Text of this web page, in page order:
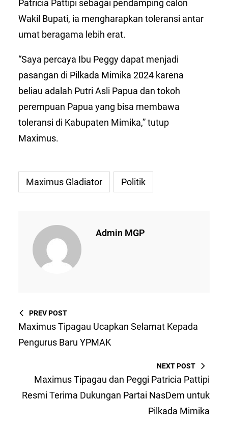
Patricia Pattipi sebagai pendamping calon
Wakil Bupati, ia mengharapkan toleransi antar
umat beragama lebih erat.
“Saya percaya Ibu Peggy dapat menjadi
pasangan di Pilkada Mimika 2024 karena
beliau adalah Putri Asli Papua dan tokoh
perempuan Papua yang bisa membawa
toleransi di Kabupaten Mimika,” tutup
Maximus.
Maximus Gladiator Politik
Admin MGP
PREV POST
Maximus Tipagau Ucapkan Selamat Kepada
Pengurus Baru YPMAK
NEXT POST
Maximus Tipagau dan Peggi Patricia Pattipi
Resmi Terima Dukungan Partai NasDem untuk
Pilkada Mimika